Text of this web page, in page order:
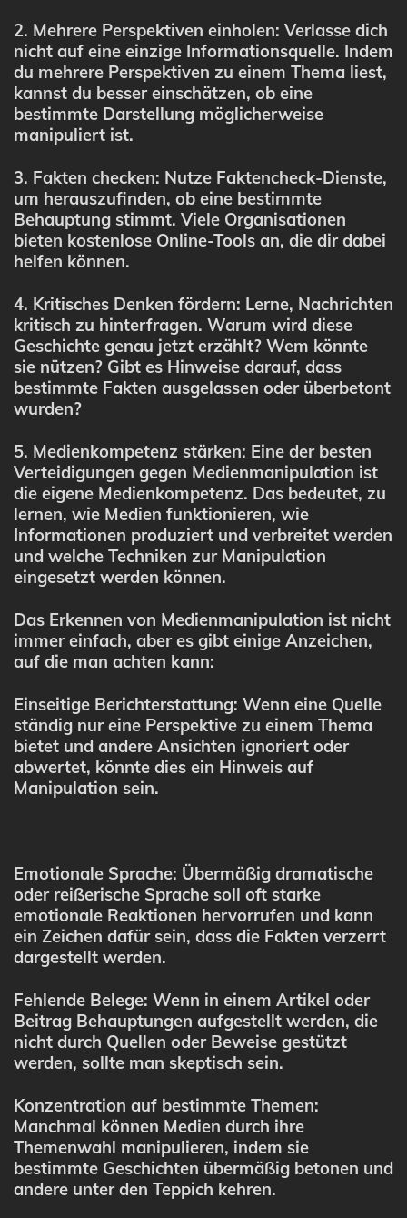
2. Mehrere Perspektiven einholen: Verlasse dich
nicht auf eine einzige Informationsquelle. Indem
du mehrere Perspektiven zu einem Thema liest,
kannst du besser einschätzen, ob eine
bestimmte Darstellung möglicherweise
manipuliert ist.
3. Fakten checken: Nutze Faktencheck-Dienste,
um herauszufinden, ob eine bestimmte
Behauptung stimmt. Viele Organisationen
bieten kostenlose Online-Tools an, die dir dabei
helfen können.
4. Kritisches Denken fördern: Lerne, Nachrichten
kritisch zu hinterfragen. Warum wird diese
Geschichte genau jetzt erzählt? Wem könnte
sie nützen? Gibt es Hinweise darauf, dass
bestimmte Fakten ausgelassen oder überbetont
wurden?
5. Medienkompetenz stärken: Eine der besten
Verteidigungen gegen Medienmanipulation ist
die eigene Medienkompetenz. Das bedeutet, zu
lernen, wie Medien funktionieren, wie
Informationen produziert und verbreitet werden
und welche Techniken zur Manipulation
eingesetzt werden können.
Das Erkennen von Medienmanipulation ist nicht
immer einfach, aber es gibt einige Anzeichen,
auf die man achten kann:
Einseitige Berichterstattung: Wenn eine Quelle
ständig nur eine Perspektive zu einem Thema
bietet und andere Ansichten ignoriert oder
abwertet, könnte dies ein Hinweis auf
Manipulation sein.
Emotionale Sprache: Übermäßig dramatische
oder reißerische Sprache soll oft starke
emotionale Reaktionen hervorrufen und kann
ein Zeichen dafür sein, dass die Fakten verzerrt
dargestellt werden.
Fehlende Belege: Wenn in einem Artikel oder
Beitrag Behauptungen aufgestellt werden, die
nicht durch Quellen oder Beweise gestützt
werden, sollte man skeptisch sein.
Konzentration auf bestimmte Themen:
Manchmal können Medien durch ihre
Themenwahl manipulieren, indem sie
bestimmte Geschichten übermäßig betonen und
andere unter den Teppich kehren.